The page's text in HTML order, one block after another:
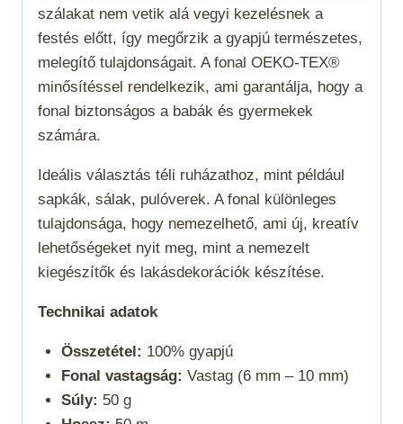
szálakat nem vetik alá vegyi kezelésnek a
festés előtt, így megőrzik a gyapjú természetes,
melegítő tulajdonságait. A fonal OEKO-TEX®
minősítéssel rendelkezik, ami garantálja, hogy a
fonal biztonságos a babák és gyermekek
számára.
Ideális választás téli ruházathoz, mint például
sapkák, sálak, pulóverek. A fonal különleges
tulajdonsága, hogy nemezelhető, ami új, kreatív
lehetőségeket nyit meg, mint a nemezelt
kiegészítők és lakásdekorációk készítése.
Technikai adatok
Összetétel: 100% gyapjú
Fonal vastagság: Vastag (6 mm – 10 mm)
Súly: 50 g